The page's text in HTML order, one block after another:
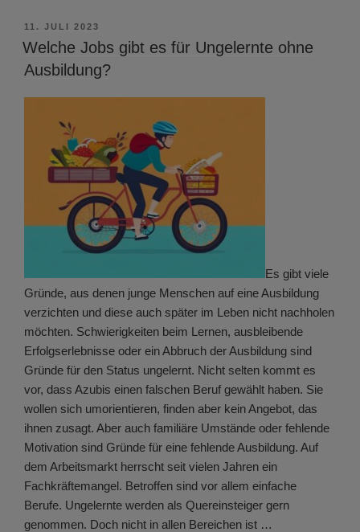
VERÖFFENTLICHT
AM
11. JULI 2023
Welche Jobs gibt es für Ungelernte ohne
Ausbildung?
Es gibt viele
Gründe, aus denen junge Menschen auf eine Ausbildung
verzichten und diese auch später im Leben nicht nachholen
möchten. Schwierigkeiten beim Lernen, ausbleibende
Erfolgserlebnisse oder ein Abbruch der Ausbildung sind
Gründe für den Status ungelernt. Nicht selten kommt es
vor, dass Azubis einen falschen Beruf gewählt haben. Sie
wollen sich umorientieren, finden aber kein Angebot, das
ihnen zusagt. Aber auch familiäre Umstände oder fehlende
Motivation sind Gründe für eine fehlende Ausbildung. Auf
dem Arbeitsmarkt herrscht seit vielen Jahren ein
Fachkräftemangel. Betroffen sind vor allem einfache
Berufe. Ungelernte werden als Quereinsteiger gern
genommen. Doch nicht in allen Bereichen ist …